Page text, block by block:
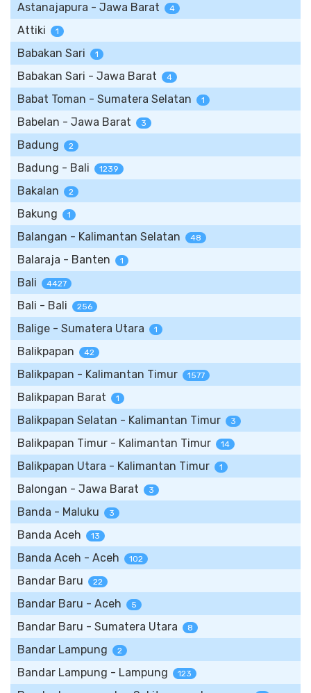
Astanajapura - Jawa Barat 4
Attiki 1
Babakan Sari 1
Babakan Sari - Jawa Barat 4
Babat Toman - Sumatera Selatan 1
Babelan - Jawa Barat 3
Badung 2
Badung - Bali 1239
Bakalan 2
Bakung 1
Balangan - Kalimantan Selatan 48
Balaraja - Banten 1
Bali 4427
Bali - Bali 256
Balige - Sumatera Utara 1
Balikpapan 42
Balikpapan - Kalimantan Timur 1577
Balikpapan Barat 1
Balikpapan Selatan - Kalimantan Timur 3
Balikpapan Timur - Kalimantan Timur 14
Balikpapan Utara - Kalimantan Timur 1
Balongan - Jawa Barat 3
Banda - Maluku 3
Banda Aceh 13
Banda Aceh - Aceh 102
Bandar Baru 22
Bandar Baru - Aceh 5
Bandar Baru - Sumatera Utara 8
Bandar Lampung 2
Bandar Lampung - Lampung 123